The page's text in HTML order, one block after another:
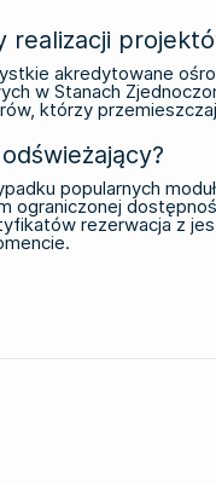
akredytowane
w Stanach
którzy
popularnych
rezerwacja z